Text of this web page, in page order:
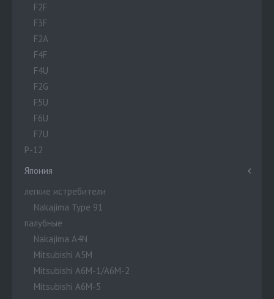
F2F
F3F
F2A
F4F
F4U
F2G
F5U
F6U
F7U
P-12
Япония
легкие истребители
Nakajima Type 91
палубные
Nakajima A4N
Mitsubishi A5M
Mitsubishi A6M-1/A6M-2
Mitsubishi A6M-5